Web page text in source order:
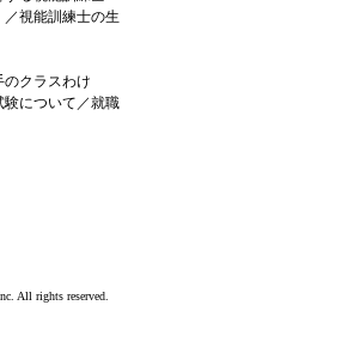
／視能訓練士の生
クラスわけ
について／就職
All rights reserved.